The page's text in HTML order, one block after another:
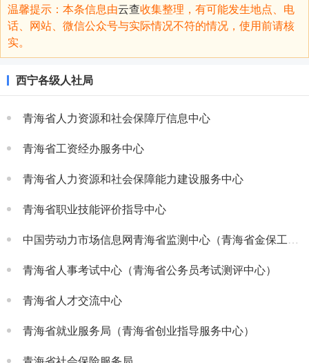
温馨提示：本条信息由云查收集整理，有可能发生地点、电
话、网站、微信公众号与实际情况不符的情况，使用前请核
实。
西宁各级人社局
青海省人力资源和社会保障厅信息中心
青海省工资经办服务中心
青海省人力资源和社会保障能力建设服务中心
青海省职业技能评价指导中心
中国劳动力市场信息网青海省监测中心（青海省金保工程管理办公室）
青海省人事考试中心（青海省公务员考试测评中心）
青海省人才交流中心
青海省就业服务局（青海省创业指导服务中心）